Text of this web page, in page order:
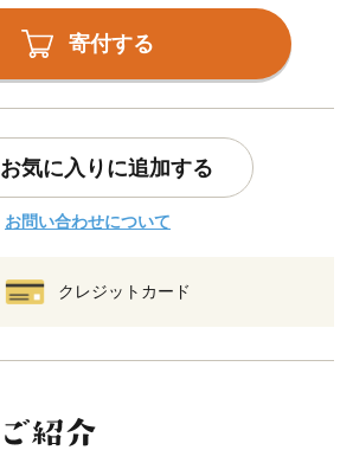
寄付する
お気に入りに追加する
お問い合わせについて
クレジットカード